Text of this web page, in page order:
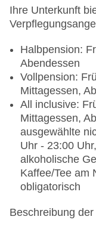
Zahlungsarten:
American
Verfügbarkeit),
klimatisierte
Breaks: gegen
Größe des
Ihre Unterkunft
Halbpension:
Abendessen
Vollpension:
Mittagessen,
All inclusive:
Mittagessen,
ausgewählte
Uhr - 23:00
alkoholische
Kaffee/Tee am
obligatorisch
Beschreibung